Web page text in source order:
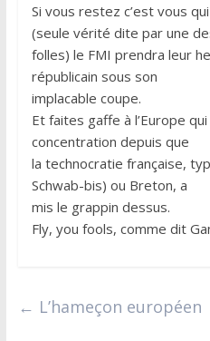
Si vous restez c’est vous
(seule vérité dite par une
folles) le FMI prendra leur
républicain sous son
implacable coupe.
Et faites gaffe à l’Europe
concentration depuis que
la technocratie française,
Schwab-bis) ou Breton, a
mis le grappin dessus.
Fly, you fools, comme dit
← L’hameçon européen